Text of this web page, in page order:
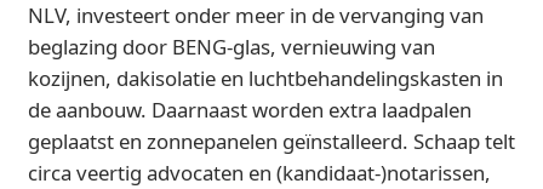
NLV, investeert onder meer in de vervanging van
beglazing door BENG-glas, vernieuwing van
kozijnen, dakisolatie en luchtbehandelingskasten in
de aanbouw. Daarnaast worden extra laadpalen
geplaatst en zonnepanelen geïnstalleerd. Schaap telt
circa veertig advocaten en (kandidaat-)notarissen,